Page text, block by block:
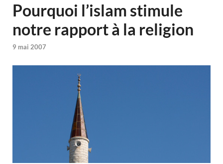
Pourquoi l’islam stimule
notre rapport à la religion
9 mai 2007